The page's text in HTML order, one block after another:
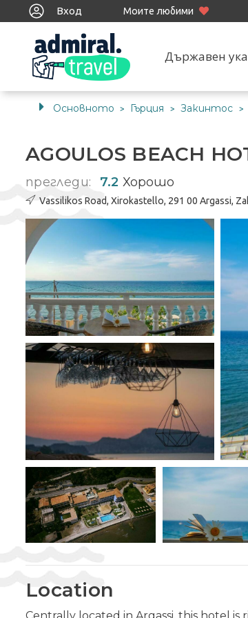
Вход Моите любими
Държавен
Основното > Гърция > Закинтос >
AGOULOS BEACH
прегледи: 7.2 Хорошо
Vassilikos Road, Xirokastello, 291 00 Argassi,
Location